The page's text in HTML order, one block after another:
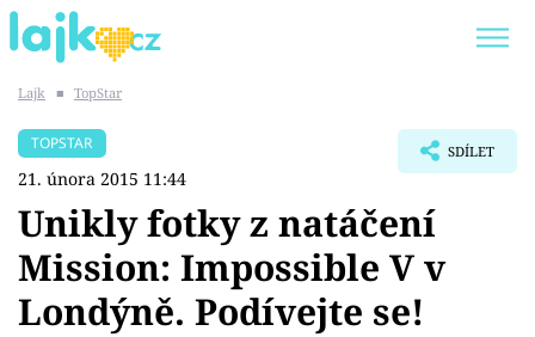
SHOPAHOLICADEL
Témata
Lajk ■ TopStar
TOPSTAR
21. února 2015 11:44
SDÍLET
Unikly fotky z natáčení
Mission: Impossible V v
Londýně. Podívejte se!